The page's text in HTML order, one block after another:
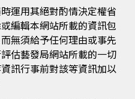
運用其絕對酌情決定權省
編輯本網站所載的資訊包
無須給予任何理由或事先
估藝發局網站所載的一切
訊行事前對該等資訊加以